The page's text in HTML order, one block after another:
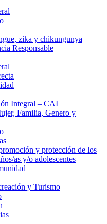
zika y chikungunya
Responsable
Integral – CAI
Familia, Genero y
y protección de los
as y/o adolescentes
y Turismo